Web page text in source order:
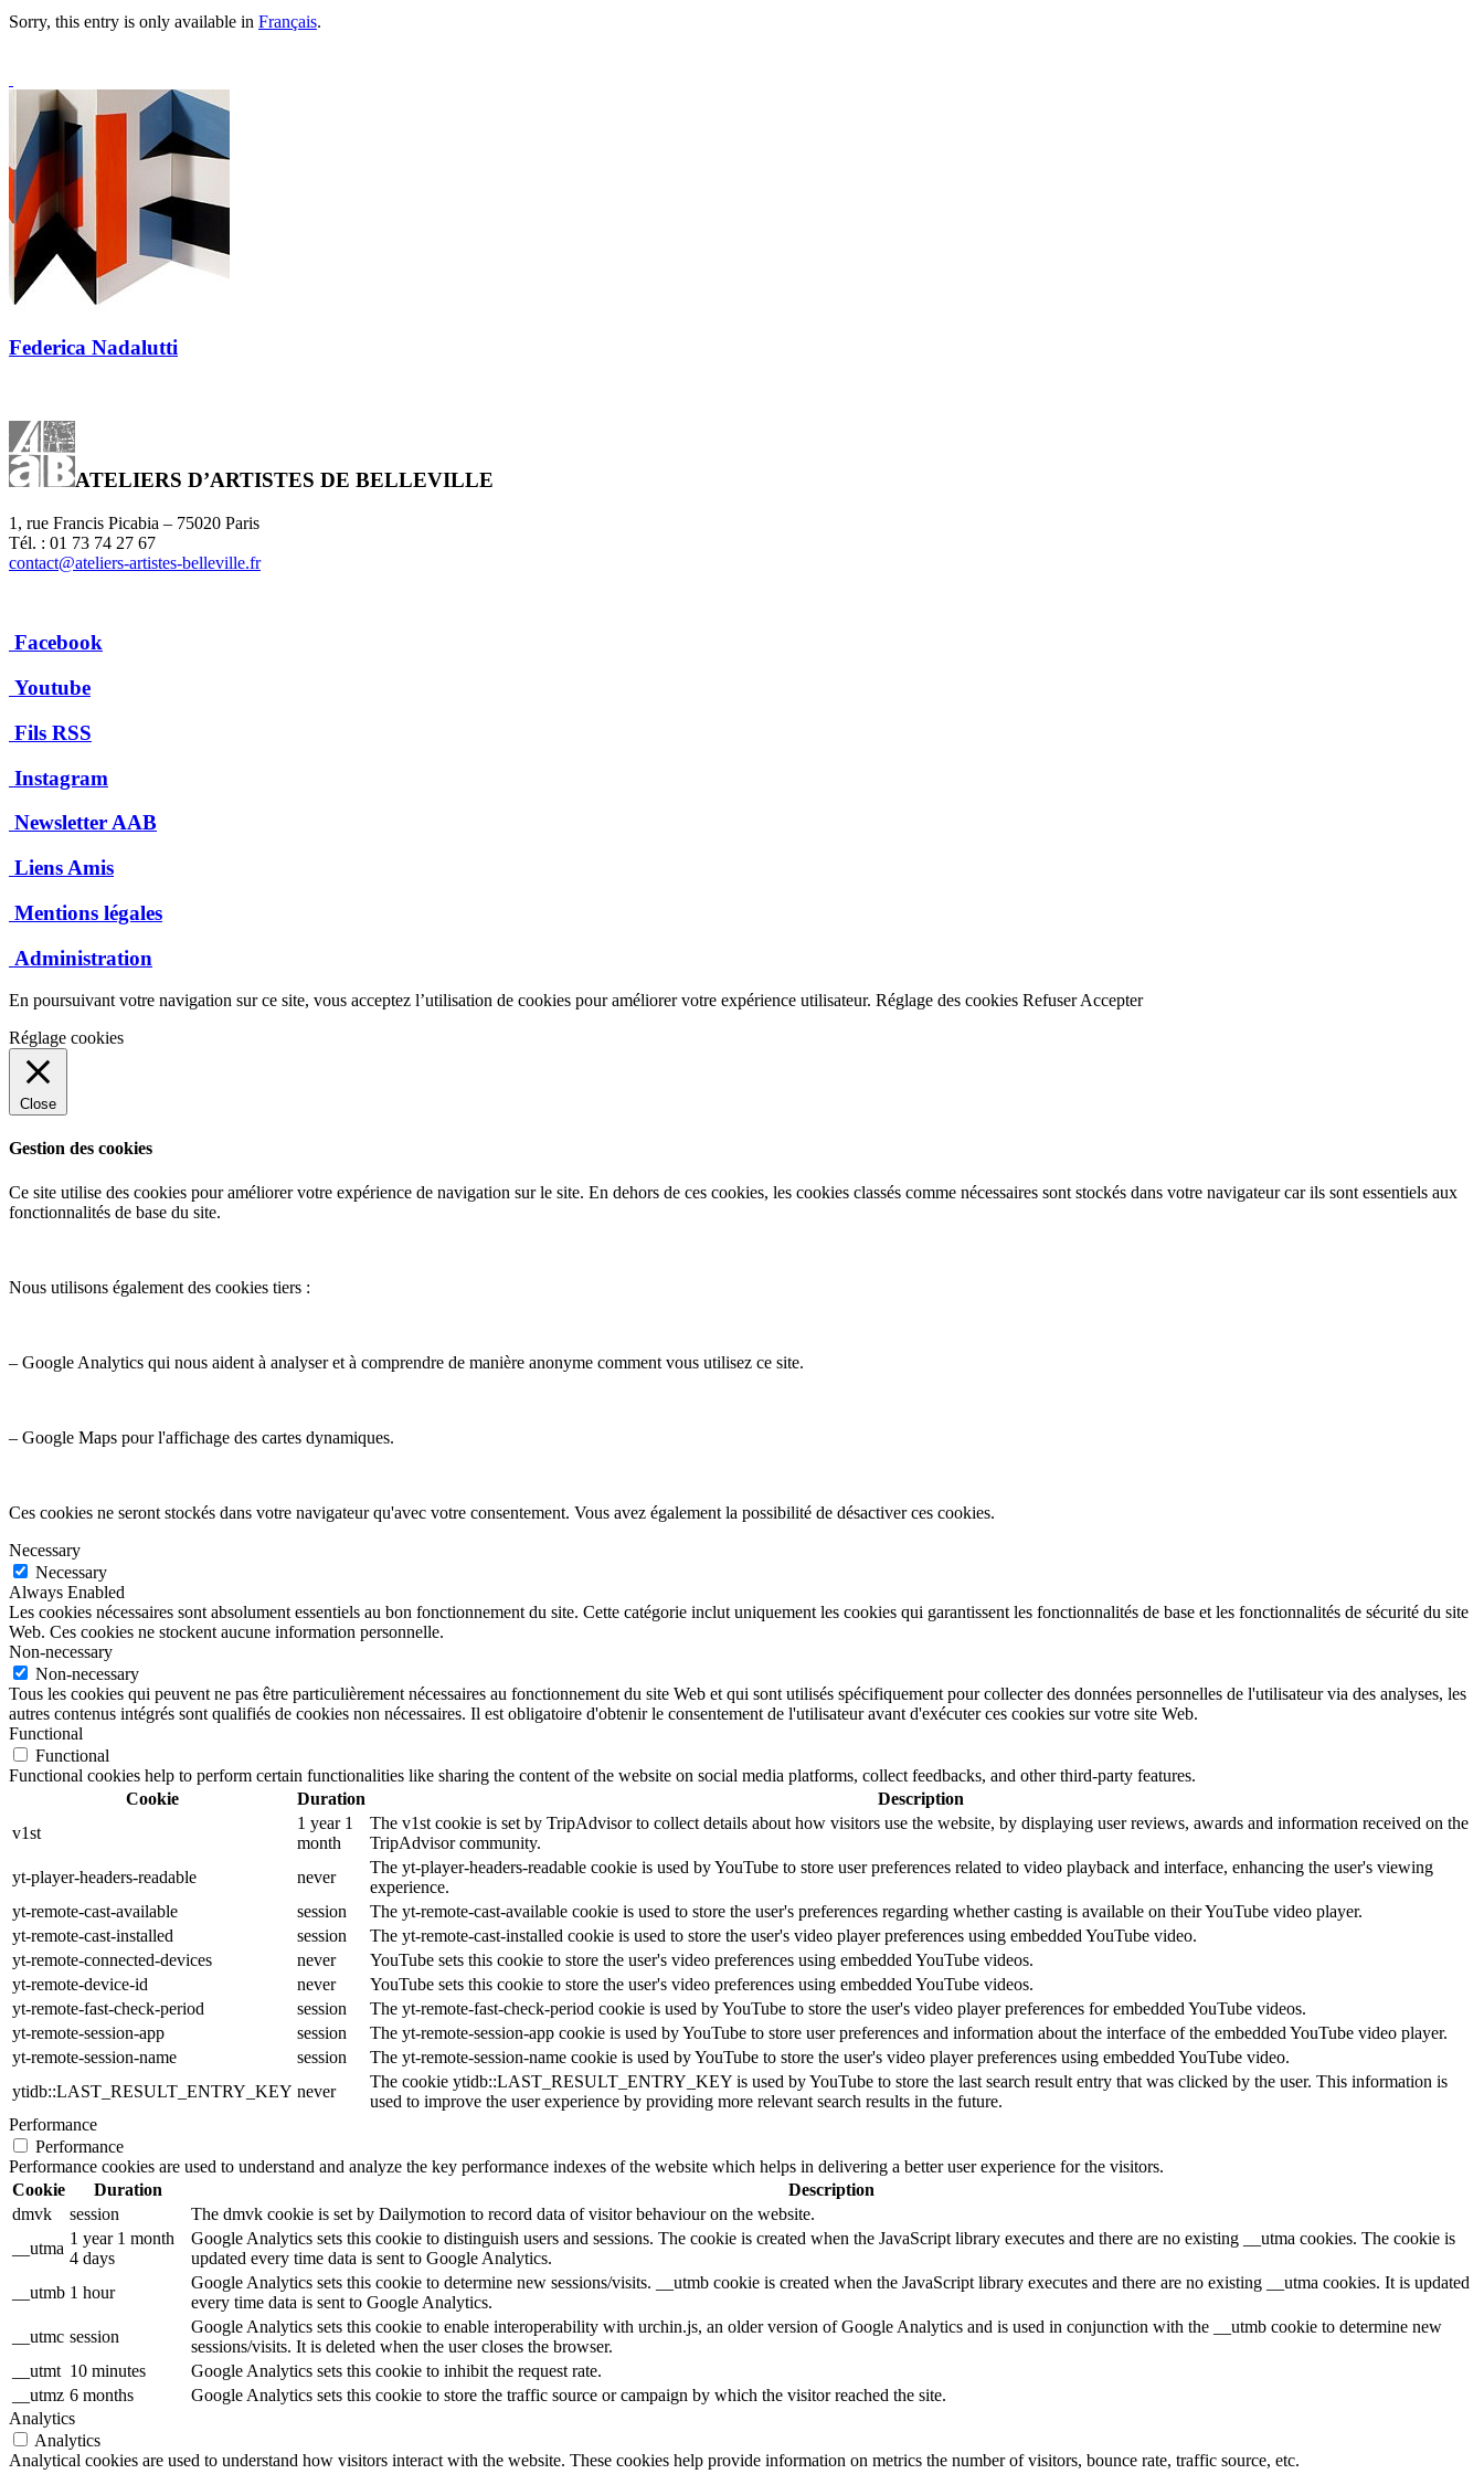
Sorry, this entry is only available in Français.
Federica Nadalutti
ATELIERS D’ARTISTES DE BELLEVILLE
1, rue Francis Picabia – 75020 Paris
Tél. : 01 73 74 27 67
contact@ateliers-artistes-belleville.fr
Facebook
Youtube
Fils RSS
Instagram
Newsletter AAB
Liens Amis
Mentions légales
Administration
En poursuivant votre navigation sur ce site, vous acceptez l’utilisation de cookies pour améliorer votre expérience utilisateur. Réglage des cookies Refuser Accepter
Réglage cookies
Close
Gestion des cookies
Ce site utilise des cookies pour améliorer votre expérience de navigation sur le site. En dehors de ces cookies, les cookies classés comme nécessaires sont stockés dans votre navigateur car ils sont essentiels aux
fonctionnalités de base du site.
Nous utilisons également des cookies tiers :
– Google Analytics qui nous aident à analyser et à comprendre de manière anonyme comment vous utilisez ce site.
– Google Maps pour l'affichage des cartes dynamiques.
Ces cookies ne seront stockés dans votre navigateur qu'avec votre consentement. Vous avez également la possibilité de désactiver ces cookies.
Necessary
Necessary
Always Enabled
Les cookies nécessaires sont absolument essentiels au bon fonctionnement du site. Cette catégorie inclut uniquement les cookies qui garantissent les fonctionnalités de base et les fonctionnalités de sécurité du site
Web. Ces cookies ne stockent aucune information personnelle.
Non-necessary
Non-necessary
Tous les cookies qui peuvent ne pas être particulièrement nécessaires au fonctionnement du site Web et qui sont utilisés spécifiquement pour collecter des données personnelles de l'utilisateur via des analyses, les
autres contenus intégrés sont qualifiés de cookies non nécessaires. Il est obligatoire d'obtenir le consentement de l'utilisateur avant d'exécuter ces cookies sur votre site Web.
Functional
Functional
Functional cookies help to perform certain functionalities like sharing the content of the website on social media platforms, collect feedbacks, and other third-party features.
Cookie
Duration
Description
v1st
1 year 1
month
The v1st cookie is set by TripAdvisor to collect details about how visitors use the website, by displaying user reviews, awards and information received on the
TripAdvisor community.
yt-player-headers-readable
never
The yt-player-headers-readable cookie is used by YouTube to store user preferences related to video playback and interface, enhancing the user's viewing
experience.
yt-remote-cast-available
session
The yt-remote-cast-available cookie is used to store the user's preferences regarding whether casting is available on their YouTube video player.
yt-remote-cast-installed
session
The yt-remote-cast-installed cookie is used to store the user's video player preferences using embedded YouTube video.
yt-remote-connected-devices
never
YouTube sets this cookie to store the user's video preferences using embedded YouTube videos.
yt-remote-device-id
never
YouTube sets this cookie to store the user's video preferences using embedded YouTube videos.
yt-remote-fast-check-period
session
The yt-remote-fast-check-period cookie is used by YouTube to store the user's video player preferences for embedded YouTube videos.
yt-remote-session-app
session
The yt-remote-session-app cookie is used by YouTube to store user preferences and information about the interface of the embedded YouTube video player.
yt-remote-session-name
session
The yt-remote-session-name cookie is used by YouTube to store the user's video player preferences using embedded YouTube video.
ytidb::LAST_RESULT_ENTRY_KEY never
The cookie ytidb::LAST_RESULT_ENTRY_KEY is used by YouTube to store the last search result entry that was clicked by the user. This information is
used to improve the user experience by providing more relevant search results in the future.
Performance
Performance
Performance cookies are used to understand and analyze the key performance indexes of the website which helps in delivering a better user experience for the visitors.
Cookie
Duration
Description
dmvk
session
The dmvk cookie is set by Dailymotion to record data of visitor behaviour on the website.
__utma
1 year 1 month
4 days
Google Analytics sets this cookie to distinguish users and sessions. The cookie is created when the JavaScript library executes and there are no existing __utma cookies. The cookie is
updated every time data is sent to Google Analytics.
__utmb 1 hour
Google Analytics sets this cookie to determine new sessions/visits. __utmb cookie is created when the JavaScript library executes and there are no existing __utma cookies. It is updated
every time data is sent to Google Analytics.
__utmc session
Google Analytics sets this cookie to enable interoperability with urchin.js, an older version of Google Analytics and is used in conjunction with the __utmb cookie to determine new
sessions/visits. It is deleted when the user closes the browser.
__utmt 10 minutes
Google Analytics sets this cookie to inhibit the request rate.
__utmz 6 months
Google Analytics sets this cookie to store the traffic source or campaign by which the visitor reached the site.
Analytics
Analytics
Analytical cookies are used to understand how visitors interact with the website. These cookies help provide information on metrics the number of visitors, bounce rate, traffic source, etc.